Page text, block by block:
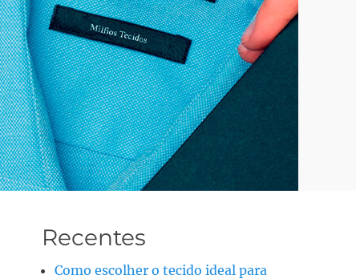
Recentes
Como escolher o tecido ideal para